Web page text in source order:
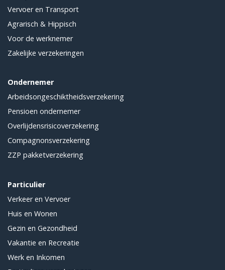
Vervoer en Transport
Agrarisch & Hippisch
Voor de werknemer
Zakelijke verzekeringen
Ondernemer
Arbeidsongeschiktheidsverzekering
Pensioen ondernemer
Overlijdensrisicoverzekering
Compagnonsverzekering
ZZP pakketverzekering
Particulier
Verkeer en Vervoer
Huis en Wonen
Gezin en Gezondheid
Vakantie en Recreatie
Werk en Inkomen